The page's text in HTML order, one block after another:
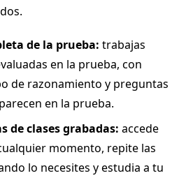
de la prueba: trabajas
en la prueba, con
de razonamiento y preguntas
en la prueba.
de clases grabadas: accede
momento, repite las
lo necesites y estudia a tu